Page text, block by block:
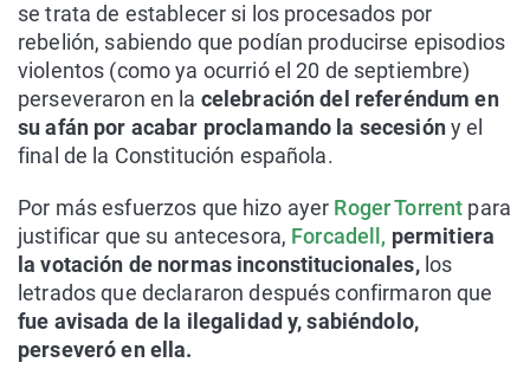
se trata de establecer si los procesados por
rebelión, sabiendo que podían producirse episodios
violentos (como ya ocurrió el 20 de septiembre)
perseveraron en la celebración del referéndum en
su afán por acabar proclamando la secesióny el
final de la Constitución española.
Por más esfuerzos que hizo ayer Roger Torrent para
justificar que su antecesora, Forcadell, permitiera
la votación de normas inconstitucionales, los
letrados que declararon después confirmaron que
fue avisada de la ilegalidad y, sabiéndolo,
perseveró en ella.